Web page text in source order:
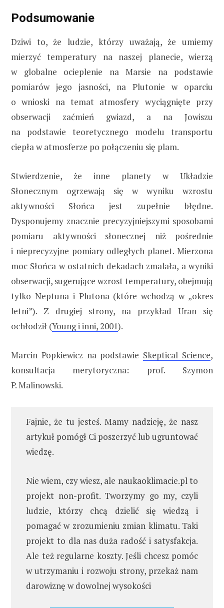
Podsumowanie
Dziwi to, że ludzie, którzy uważają, że umiemy
mierzyć temperatury na naszej planecie, wierzą
w globalne ocieplenie na Marsie na podstawie
pomiarów jego jasności, na Plutonie w oparciu
o wnioski na temat atmosfery wyciągnięte przy
obserwacji zaćmień gwiazd, a na Jowiszu
na podstawie teoretycznego modelu transportu
ciepła w atmosferze po połączeniu się plam.
Stwierdzenie, że inne planety w Układzie
Słonecznym ogrzewają się w wyniku wzrostu
aktywności Słońca jest zupełnie błędne.
Dysponujemy znacznie precyzyjniejszymi sposobami
pomiaru aktywności słonecznej niż pośrednie
i nieprecyzyjne pomiary odległych planet. Mierzona
moc Słońca w ostatnich dekadach zmalała, a wyniki
obserwacji, sugerujące wzrost temperatury, obejmują
tylko Neptuna i Plutona (które wchodzą w „okres
letni”). Z drugiej strony, na przykład Uran się
ochłodził (Young i inni, 2001).
Marcin Popkiewicz na podstawie Skeptical Science,
konsultacja merytoryczna: prof. Szymon
P. Malinowski.
Fajnie, że tu jesteś. Mamy nadzieję, że nasz
artykuł pomógł Ci poszerzyć lub ugruntować
wiedzę.
Nie wiem, czy wiesz, ale naukaoklimacie.pl to
projekt non-profit. Tworzymy go my, czyli
ludzie, którzy chcą dzielić się wiedzą i
pomagać w zrozumieniu zmian klimatu. Taki
projekt to dla nas duża radość i satysfakcja.
Ale też regularne koszty. Jeśli chcesz pomóc
w utrzymaniu i rozwoju strony, przekaż nam
darowiznę w dowolnej wysokości